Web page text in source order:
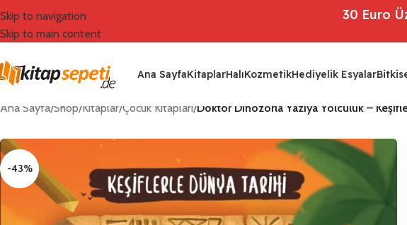
Skip to navigation
Skip to main content
30 Euro
Ana SayfaKitaplarHalıKozmetikHediyelik Esyalar
Ana Sayfa/Shop/Kitaplar/Çocuk Kitapları/Doktor Dinozorla Yazıya Yolculuk –
-43%